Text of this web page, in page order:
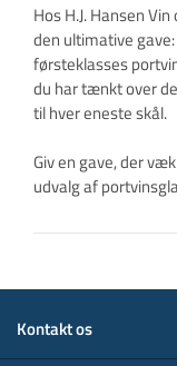
Hos H.J. Hansen
den ultimative
førsteklasses
du har tænkt over
til hver eneste skål.
Giv en gave, der
udvalg af
Kontakt os